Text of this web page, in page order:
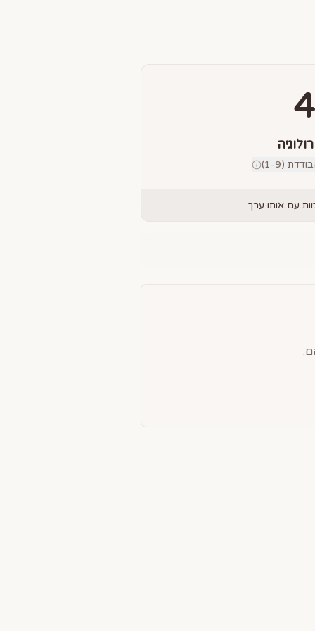
4
(1-9)
עם אותו ערך